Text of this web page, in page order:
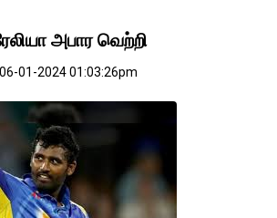
அபார வெற்றி
01-2024 01:03:26pm